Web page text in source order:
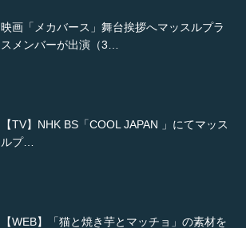
映画「メカバース」舞台挨拶へマッスルプラ
スメンバーが出演（3…
【TV】NHK BS「COOL JAPAN 」にてマッス
ルプ…
【WEB】「猫と焼き芋とマッチョ」の素材を